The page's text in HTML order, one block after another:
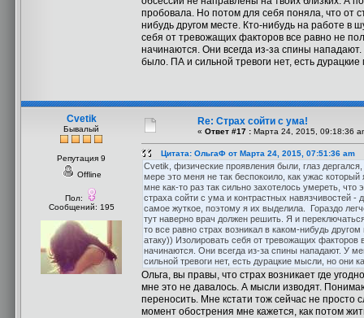
пробовала. Но потом для себя поняла, что от
нибудь другом месте. Кто-нибудь на работе в
себя от тревожащих факторов все равно не
начинаются. Они всегда из-за спины
было. ПА и сильной тревоги нет, есть
Cvetik
Бывалый
Репутация 9
Offline
Пол:
Сообщений: 195
Re: Страх сойти с ума!
« Ответ #17 : Марта 24, 2015, 09:18:36
Цитата: ОльгаФ от Марта 24, 2015, 07:51:36 am
Cvetik, физические проявления были, глаз
мере это меня не так беспокоило, как ужас
мне как-то раз так сильно захотелось умереть,
страха сойти с ума и контрастных навязчивостей
самое жуткое, поэтому я их выделила. Гораздо
тут наверно врач должен решить. Я и
то все равно страх возникал в каком-нибудь
атаку)) Изолировать себя от тревожащих
начинаются. Они всегда из-за спины нападают. У
сильной тревоги нет, есть дурацкие мысли, но они
Ольга, вы правы, что страх возникает где
мне это не давалось. А мысли изводят.
переносить. Мне кстати тож сейчас не
момент обострения мне кажется, как потом